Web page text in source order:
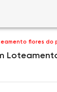
flores do